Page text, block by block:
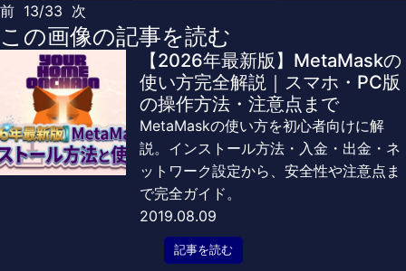
前 13/33 次
この画像の記事を読む
【2026年最新版】MetaMaskの
使い方完全解説｜スマホ・PC版
の操作方法・注意点まで
MetaMaskの使い方を初心者向けに解
説。インストール方法・入金・出金・ネ
ットワーク設定から、安全性や注意点ま
で完全ガイド。
2019.08.09
記事を読む